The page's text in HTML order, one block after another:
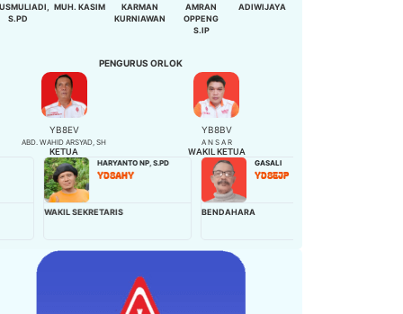
S.PD
MUH. KASIM
KARMAN
KURNIAWAN
AMRAN
OPPENG
S.IP
ADIWIJAYA
PENGURUS ORLOK
YB8EV
ABD. WAHID ARSYAD, SH
KETUA
YB8BV
A N S A R
WAKIL KETUA
HARYANTO NP, S.PD
YD8AHY
SEKRETARIS
GASALI
YD8EJP
BENDAHARA